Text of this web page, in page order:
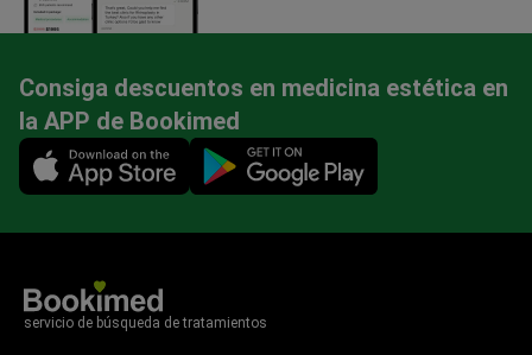
Consiga descuentos en medicina estética en
la APP de Bookimed
Mobile app illustration
servicio de búsqueda de tratamientos